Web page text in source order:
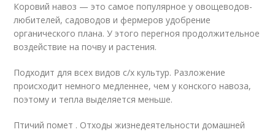
Коровий навоз — это самое популярное у овощеводов-
любителей, садоводов и фермеров удобрение
органического плана. У этого перегноя продолжительное
воздействие на почву и растения.
Подходит для всех видов с/х культур. Разложение
происходит немного медленнее, чем у конского навоза,
поэтому и тепла выделяется меньше.
Птичий помет . Отходы жизнедеятельности домашней